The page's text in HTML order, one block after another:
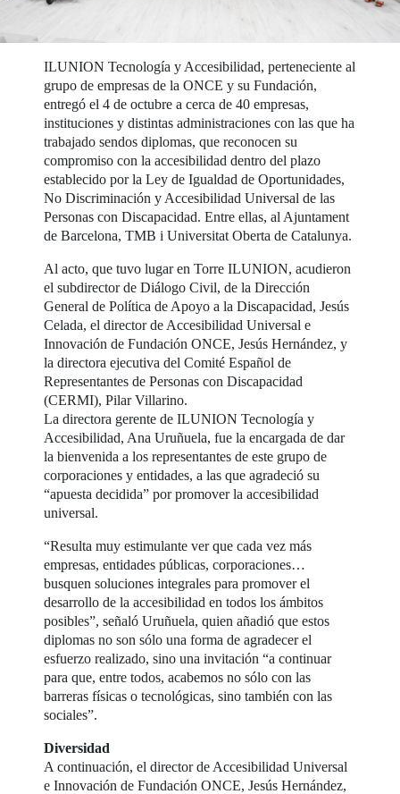
ILUNION Tecnología y Accesibilidad, perteneciente al
grupo de empresas de la ONCE y su Fundación,
entregó el 4 de octubre a cerca de 40 empresas,
instituciones y distintas administraciones con las que ha
trabajado sendos diplomas, que reconocen su
compromiso con la accesibilidad dentro del plazo
establecido por la Ley de Igualdad de Oportunidades,
No Discriminación y Accesibilidad Universal de las
Personas con Discapacidad. Entre ellas, al Ajuntament
de Barcelona, TMB i Universitat Oberta de Catalunya.
Al acto, que tuvo lugar en Torre ILUNION, acudieron
el subdirector de Diálogo Civil, de la Dirección
General de Política de Apoyo a la Discapacidad, Jesús
Celada, el director de Accesibilidad Universal e
Innovación de Fundación ONCE, Jesús Hernández, y
la directora ejecutiva del Comité Español de
Representantes de Personas con Discapacidad
(CERMI), Pilar Villarino.
La directora gerente de ILUNION Tecnología y
Accesibilidad, Ana Uruñuela, fue la encargada de dar
la bienvenida a los representantes de este grupo de
corporaciones y entidades, a las que agradeció su
“apuesta decidida” por promover la accesibilidad
universal.
“Resulta muy estimulante ver que cada vez más
empresas, entidades públicas, corporaciones…
busquen soluciones integrales para promover el
desarrollo de la accesibilidad en todos los ámbitos
posibles”, señaló Uruñuela, quien añadió que estos
diplomas no son sólo una forma de agradecer el
esfuerzo realizado, sino una invitación “a continuar
para que, entre todos, acabemos no sólo con las
barreras físicas o tecnológicas, sino también con las
sociales”.
Diversidad
A continuación, el director de Accesibilidad Universal
e Innovación de Fundación ONCE, Jesús Hernández,